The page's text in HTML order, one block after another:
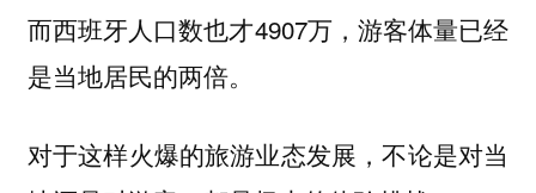
而西班牙人口数也才4907万，游客体量已经
是当地居民的两倍。
对于这样火爆的旅游业态发展，不论是对当